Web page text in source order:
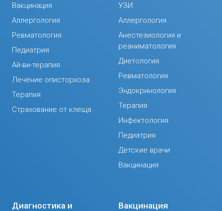
Вакцинация
Аллергология
Ревматология
Педиатрия
Ай-ви-терапия
Лечение описторхоза
Терапия
Страхование от клеща
УЗИ
Аллергология
Анестезиология и
реаниматология
Диетология
Ревматология
Эндокринология
Терапия
Инфектология
Педиатрия
Детские врачи
Вакцинация
Диагностика и
Вакцинация